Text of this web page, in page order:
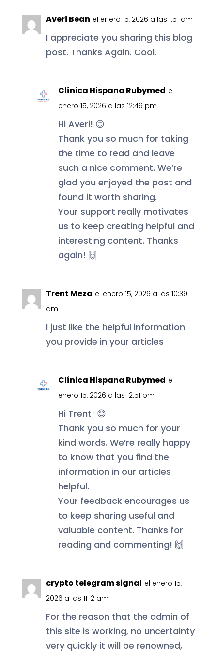
Averi Bean el enero 15, 2026 a las 1:51 am
I appreciate you sharing this blog
post. Thanks Again. Cool.
Clínica Hispana Rubymed el
enero 15, 2026 a las 12:49 pm
Hi Averi! 😊
Thank you so much for taking
the time to read and leave
such a nice comment. We’re
glad you enjoyed the post and
found it worth sharing.
Your support really motivates
us to keep creating helpful and
interesting content. Thanks
again! 🙌
Trent Meza el enero 15, 2026 a las 10:39
am
I just like the helpful information
you provide in your articles
Clínica Hispana Rubymed el
enero 15, 2026 a las 12:51 pm
Hi Trent! 😊
Thank you so much for your
kind words. We’re really happy
to know that you find the
information in our articles
helpful.
Your feedback encourages us
to keep sharing useful and
valuable content. Thanks for
reading and commenting! 🙌
crypto telegram signal el enero 15,
2026 a las 11:12 am
For the reason that the admin of
this site is working, no uncertainty
very quickly it will be renowned,